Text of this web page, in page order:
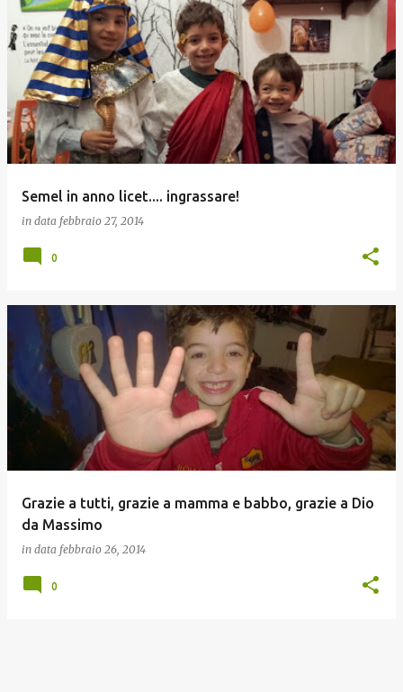
Semel in anno licet.... ingrassare!
in data febbraio 27, 2014
0
Grazie a tutti, grazie a mamma e babbo, grazie a Dio
da Massimo
in data febbraio 26, 2014
0